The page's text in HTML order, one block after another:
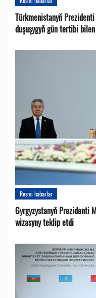
Türkmenistanyň
duşuşygyň gün tertibi
Resmi habarlar
Gyrgyzystanyň Prezidenti
wizasyny teklip etdi